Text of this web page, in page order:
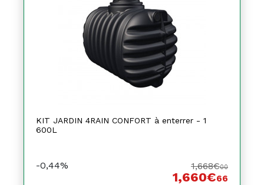
KIT JARDIN 4RAIN CONFORT à enterrer - 1
600L
-0,44% 1,668€00
1,660€66